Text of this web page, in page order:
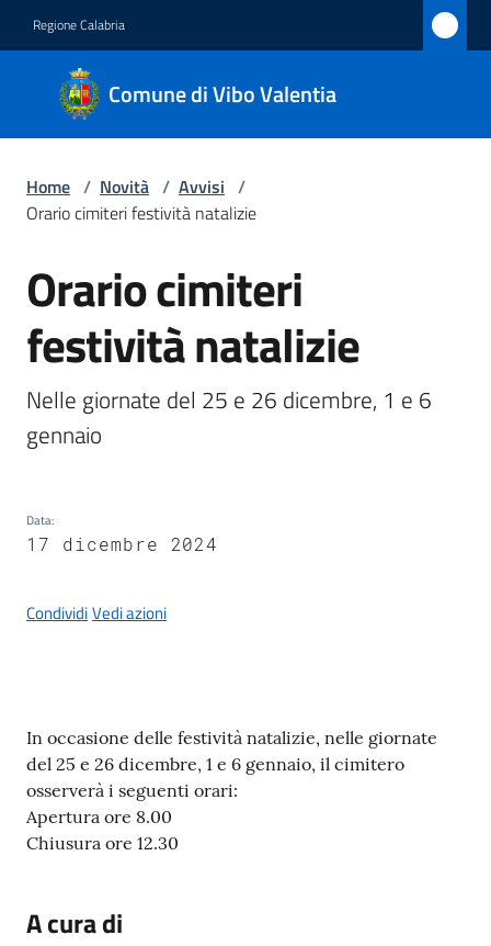
Regione Calabria
Comune di Vibo Valentia
Comune
di Vibo
Valentia
Novità
Menu selezionato
Servizi
Vivere
Vibo
A
r
e
t
o
r
Home / Novità / Avvisi /
Orario cimiteri festività natalizie
Salta al contenuto
Orario cimiteri
festività natalizie
Nelle giornate del 25 e 26 dicembre, 1 e 6
gennaio
Data:
17 dicembre 2024
CondividiVedi azioni
Contenuto
In occasione delle festività natalizie, nelle giornate
del 25 e 26 dicembre, 1 e 6 gennaio, il cimitero
osserverà i seguenti orari:
Apertura ore 8.00
Chiusura ore 12.30
A cura di